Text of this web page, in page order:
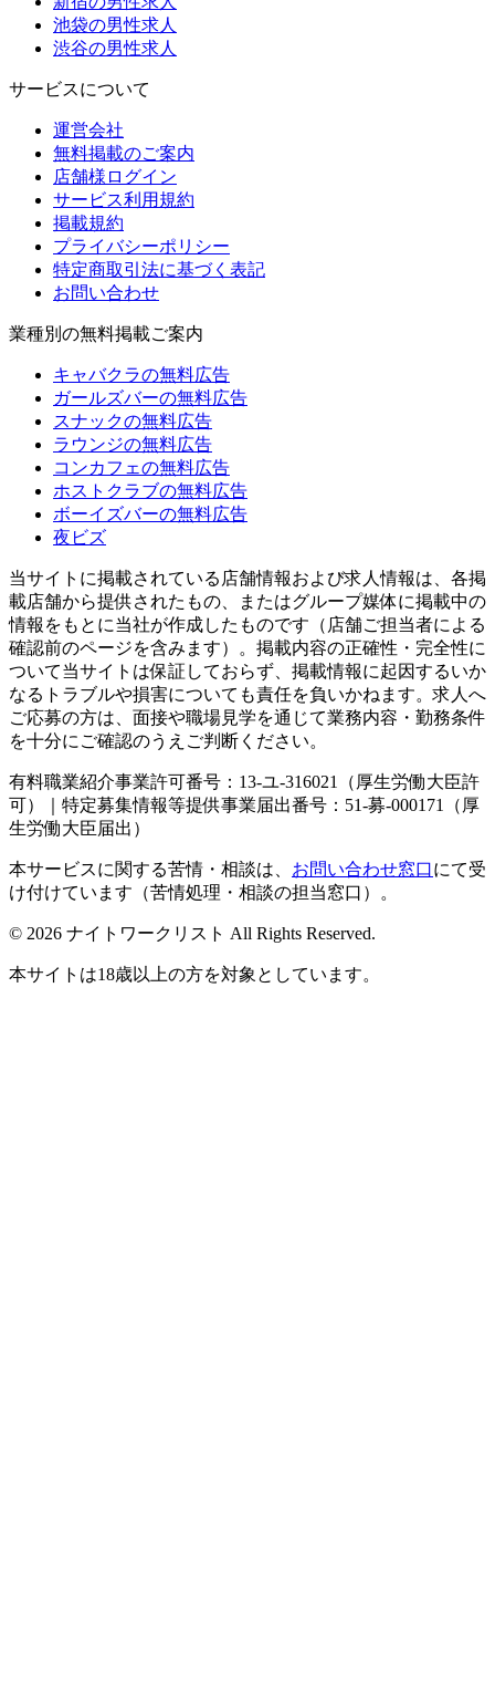
池袋の男性求人
渋谷の男性求人
サービスについて
運営会社
無料掲載のご案内
店舗様ログイン
サービス利用規約
掲載規約
プライバシーポリシー
特定商取引法に基づく表記
お問い合わせ
業種別の無料掲載ご案内
キャバクラの無料広告
ガールズバーの無料広告
スナックの無料広告
ラウンジの無料広告
コンカフェの無料広告
ホストクラブの無料広告
ボーイズバーの無料広告
夜ビズ
当サイトに掲載されている店舗情報および求人情報は、各掲
載店舗から提供されたもの、またはグループ媒体に掲載中の
情報をもとに当社が作成したものです（店舗ご担当者による
確認前のページを含みます）。掲載内容の正確性・完全性に
ついて当サイトは保証しておらず、掲載情報に起因するいか
なるトラブルや損害についても責任を負いかねます。求人へ
ご応募の方は、面接や職場見学を通じて業務内容・勤務条件
を十分にご確認のうえご判断ください。
有料職業紹介事業許可番号：13-ユ-316021（厚生労働大臣許
可）｜特定募集情報等提供事業届出番号：51-募-000171（厚
生労働大臣届出）
本サービスに関する苦情・相談は、 お問い合わせ窓口にて受
け付けています（苦情処理・相談の担当窓口）。
© 2026 ナイトワークリスト All Rights Reserved.
本サイトは18歳以上の方を対象としています。